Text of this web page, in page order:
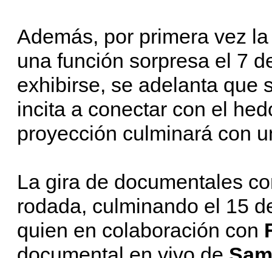
Además, por primera vez
una función sorpresa el 7
exhibirse, se adelanta que
incita a conectar con el
proyección culminará con
La gira de documentales
rodada, culminando el 15
quien en colaboración con